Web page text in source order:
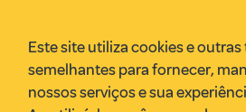
VR Assessoria
Parcerias
Envie uma pauta
Este site utiliza cookies e
semelhantes para fornecer,
nossos serviços e sua